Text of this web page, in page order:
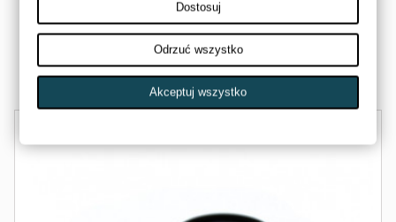
AMSTAR
59,00 zł
Dostępny
Dostosuj
Odrzuć wszystko
Akceptuj wszystko